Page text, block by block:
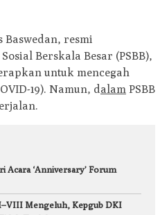
Baswedan, resmi
Berskala Besar (PSBB),
untuk mencegah
19). Namun, dalam PSBB
Acara ‘Anniversary’ Forum
Mengeluh, Kepgub DKI